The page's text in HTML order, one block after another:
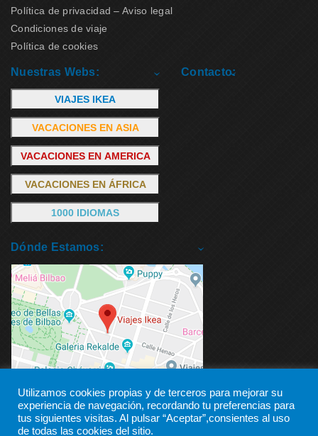
Política de privacidad – Aviso legal
Condiciones de viaje
Política de cookies
Nuestras Webs:
VIAJES IKEA
VACACIONES EN ASIA
VACACIONES EN AMERICA
VACACIONES EN ÁFRICA
1000 IDIOMAS
Contacto:
Dónde Estamos:
Utilizamos cookies propias y de terceros para mejorar su
experiencia de navegación, recordando tu preferencias para
tus siguientes visitas. Al pulsar “Aceptar”,consientes al uso
de todas las cookies del sitio.